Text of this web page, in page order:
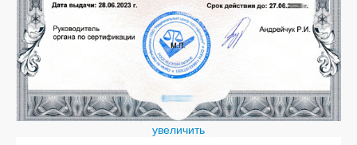
увеличить